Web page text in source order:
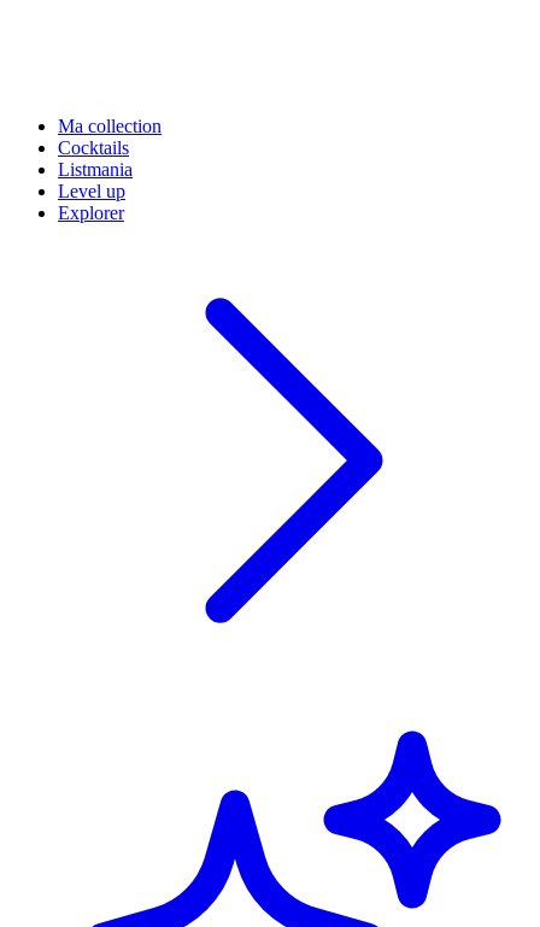
Ma collection
Cocktails
Listmania
Level up
Explorer